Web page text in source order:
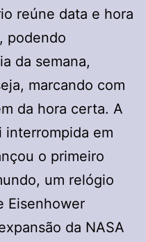
reúne data e hora
podendo
da semana,
marcando com
da hora certa. A
em
o primeiro
um relógio
Eisenhower
da NASA